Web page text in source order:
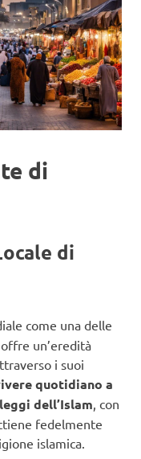
di
di
come una delle
un’eredità
i suoi
quotidiano a
dell’Islam, con
fedelmente
islamica.